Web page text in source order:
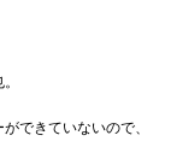
できていないので、